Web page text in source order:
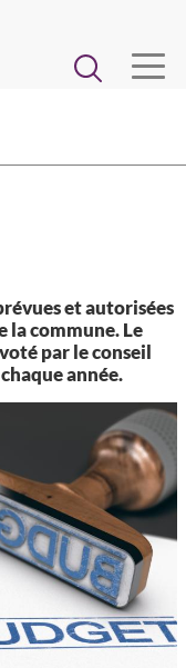
RESTAURATION
et autorisées
la commune. Le
par le conseil
année.